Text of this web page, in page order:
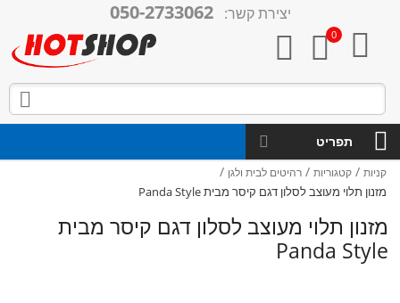
יצירת קשר: 050-2733062

0



תפריט
קניות / קטגוריות / רהיטים לבית ולגן /
מזנון תלוי מעוצב לסלון דגם קיסר מבית Panda Style
מזנון תלוי מעוצב לסלון דגם קיסר מבית
Panda Style